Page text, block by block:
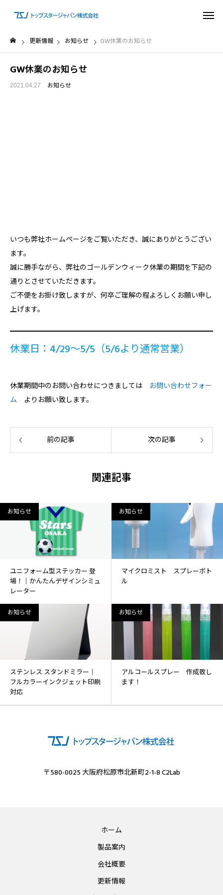
更新情報 お知らせ GW休業のお知らせ
GW休業のお知らせ
2021.04.27 お知らせ
いつも弊社ホームページをご覧いただき、誠にありがとうござい
ます。
誠に勝手ながら、弊社のゴールデンウィーク休業の期間を下記の
通りとさせていただきます。
ご不便をお掛け致しますが、何卒ご理解の程よろしくお願い申し
上げます。
休業日：4/29～5/5（5/6より通常営業）
休業期間中のお問い合わせにつきましては お問い合わせフォー
ム よりお願い致します。
前の記事 次の記事
関連記事
お知らせ
ユニフォーム型ステッカー 登
場！│かんたんデザインシミュ
レーター
お知らせ
マイクロミスト スプレーボト
ル
お知らせ
ステンレス スタンドミラー｜
フルカラーインクジェット印刷
対応
お知らせ
アルコールスプレー 作成致し
ます！
〒580-0025 大阪府松原市北新町2-1-8 C2Lab
ホーム
製品案内
会社概要
更新情報